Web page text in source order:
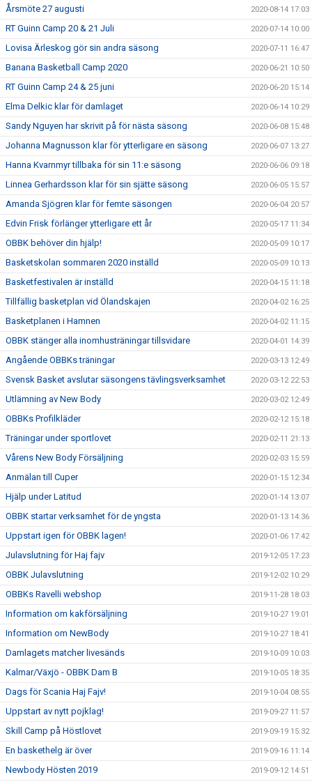
Årsmöte 27 augusti 2020-08-14 17:03
RT Guinn Camp 20 & 21 Juli 2020-07-14 10:00
Lovisa Ärleskog gör sin andra säsong 2020-07-11 16:47
Banana Basketball Camp 2020 2020-06-21 10:50
RT Guinn Camp 24 & 25 juni 2020-06-20 15:14
Elma Delkic klar för damlaget 2020-06-14 10:29
Sandy Nguyen har skrivit på för nästa säsong 2020-06-08 15:48
Johanna Magnusson klar för ytterligare en säsong 2020-06-07 13:27
Hanna Kvarnmyr tillbaka för sin 11:e säsong 2020-06-06 09:18
Linnea Gerhardsson klar för sin sjätte säsong 2020-06-05 15:57
Amanda Sjögren klar för femte säsongen 2020-06-04 20:57
Edvin Frisk förlänger ytterligare ett år 2020-05-17 11:34
OBBK behöver din hjälp! 2020-05-09 10:17
Basketskolan sommaren 2020 inställd 2020-05-09 10:13
Basketfestivalen är inställd 2020-04-15 11:18
Tillfällig basketplan vid Ölandskajen 2020-04-02 16:25
Basketplanen i Hamnen 2020-04-02 11:15
OBBK stänger alla inomhusträningar tillsvidare 2020-04-01 14:39
Angående OBBKs träningar 2020-03-13 12:49
Svensk Basket avslutar säsongens tävlingsverksamhet 2020-03-12 22:53
Utlämning av New Body 2020-03-02 12:49
OBBKs Profilkläder 2020-02-12 15:18
Träningar under sportlovet 2020-02-11 21:13
Vårens New Body Försäljning 2020-02-03 15:59
Anmälan till Cuper 2020-01-15 12:34
Hjälp under Latitud 2020-01-14 13:07
OBBK startar verksamhet för de yngsta 2020-01-13 14:36
Uppstart igen för OBBK lagen! 2020-01-06 17:42
Julavslutning för Haj fajv 2019-12-05 17:23
OBBK Julavslutning 2019-12-02 10:29
OBBKs Ravelli webshop 2019-11-28 18:03
Information om kakförsäljning 2019-10-27 19:01
Information om NewBody 2019-10-27 18:41
Damlagets matcher livesänds 2019-10-09 10:03
Kalmar/Växjö - OBBK Dam B 2019-10-05 18:35
Dags för Scania Haj Fajv! 2019-10-04 08:55
Uppstart av nytt pojklag! 2019-09-27 11:57
Skill Camp på Höstlovet 2019-09-19 15:32
En baskethelg är över 2019-09-16 11:14
Newbody Hösten 2019 2019-09-12 14:51